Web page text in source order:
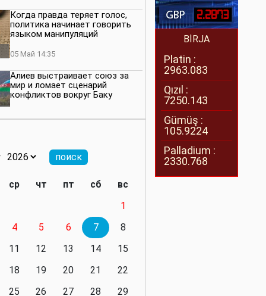
Когда правда теряет голос,
политика начинает говорить
языком манипуляций
05 Май 14:35
Алиев выстраивает союз за
мир и ломает сценарий
конфликтов вокруг Баку
значимость региона
нейтралитета больше не будет
президенту приходится все
делать самому
ср чт пт сб
вс
1
4 5 6 7
8
11 12 13 14
15
18 19 20 21
22
25 26 27 28
29
2.2873
BİRJA
Platin :
2963.083
Qızıl :
7250.143
Gümüş :
105.9224
Palladium :
2330.768